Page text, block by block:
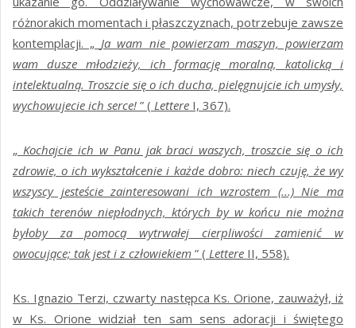
różnorakich momentach i płaszczyznach, potrzebuje zawsze
kontemplacji. „Ja wam nie powierzam maszyn, powierzam
wam dusze młodzieży, ich formację moralną, katolicką i
intelektualną. Troszcie się o ich ducha, pielęgnujcie ich umysły,
wychowujecie ich serce! ” ( Lettere I, 367).
„ Kochajcie ich w Panu jak braci waszych, troszcie się o ich
zdrowie, o ich wykształcenie i każde dobro: niech czuję, że wy
wszyscy jesteście zainteresowani ich wzrostem (...) Nie ma
takich terenów niepłodnych, których by w końcu nie można
byłoby za pomocą wytrwałej cierpliwości zamienić w
owocujące; tak jest i z człowiekiem ” ( Lettere II, 558).
Ks. Ignazio Terzi, czwarty następca Ks. Orione, zauważył, iż
w Ks. Orione widział ten sam sens adoracji i świętego